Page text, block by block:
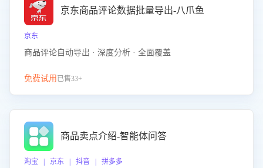
京东商品评论数据批量导出-八爪鱼
京东
商品评论自动导出 · 深度分析 · 全面覆盖
免费试用 已售33+
商品卖点介绍-智能体问答
淘宝 | 京东 | 抖音 | 拼多多